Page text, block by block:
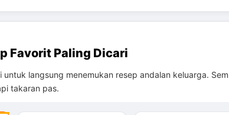
Favorit Paling Dicari
untuk langsung menemukan resep andalan keluarga.
takaran pas.